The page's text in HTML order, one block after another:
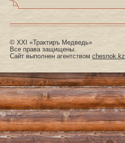
© XXI «Трактиръ Медведь»
Все права защищены.
Сайт выполнен агентством chesnok.kz